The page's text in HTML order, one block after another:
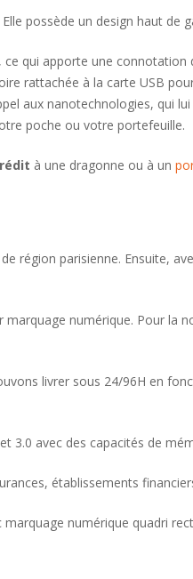
possède un design haut de
qui apporte une
rattachée à la carte USB
aux nanotechnologies, qui
poche ou votre portefeuille.
à une dragonne ou à un
région parisienne. Ensuite,
numérique. Pour la
livrer sous 24/96H en
3.0 avec des capacités de
établissements
marquage numérique quadri